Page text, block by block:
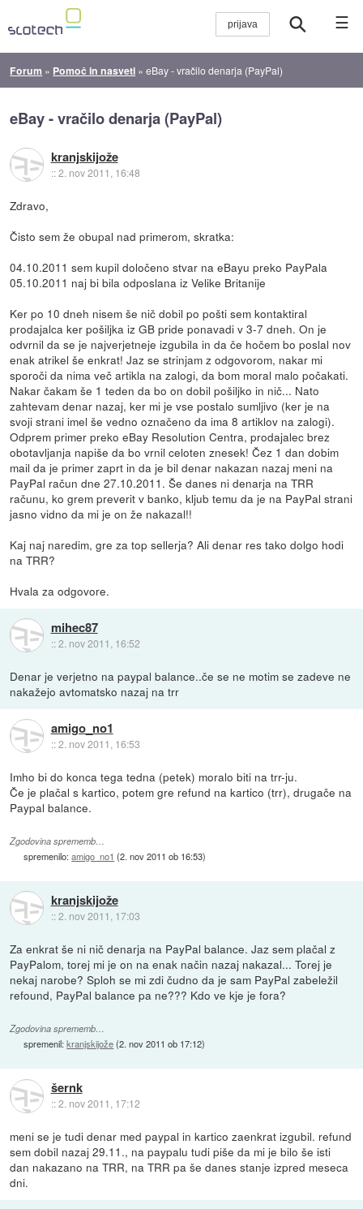
☰
Forum » Pomoč in nasveti »eBay - vračilo denarja (PayPal)
eBay - vračilo denarja (PayPal)
kranjskijože
::2. nov 2011, 16:48
Zdravo,
Čisto sem že obupal nad primerom, skratka:
04.10.2011 sem kupil določeno stvar na eBayu preko PayPala
05.10.2011 naj bi bila odposlana iz Velike Britanije
Ker po 10 dneh nisem še nič dobil po pošti sem kontaktiral
prodajalca ker pošiljka iz GB pride ponavadi v 3-7 dneh. On je
odvrnil da se je najverjetneje izgubila in da če hočem bo poslal nov
enak atrikel še enkrat! Jaz se strinjam z odgovorom, nakar mi
sporoči da nima več artikla na zalogi, da bom moral malo počakati.
Nakar čakam še 1 teden da bo on dobil pošiljko in nič... Nato
zahtevam denar nazaj, ker mi je vse postalo sumljivo (ker je na
svoji strani imel še vedno označeno da ima 8 artiklov na zalogi).
Odprem primer preko eBay Resolution Centra, prodajalec brez
obotavljanja napiše da bo vrnil celoten znesek! Čez 1 dan dobim
mail da je primer zaprt in da je bil denar nakazan nazaj meni na
PayPal račun dne 27.10.2011. Še danes ni denarja na TRR
računu, ko grem preverit v banko, kljub temu da je na PayPal strani
jasno vidno da mi je on že nakazal!!
Kaj naj naredim, gre za top sellerja? Ali denar res tako dolgo hodi
na TRR?
Hvala za odgovore.
mihec87
::2. nov 2011, 16:52
Denar je verjetno na paypal balance..če se ne motim se zadeve ne
nakažejo avtomatsko nazaj na trr
amigo_no1
::2. nov 2011, 16:53
Imho bi do konca tega tedna (petek) moralo biti na trr-ju.
Če je plačal s kartico, potem gre refund na kartico (trr), drugače na
Paypal balance.
Zgodovina sprememb…
spremenilo:amigo_no1 (2. nov 2011 ob 16:53)
kranjskijože
::2. nov 2011, 17:03
Za enkrat še ni nič denarja na PayPal balance. Jaz sem plačal z
PayPalom, torej mi je on na enak način nazaj nakazal... Torej je
nekaj narobe? Sploh se mi zdi čudno da je sam PayPal zabeležil
refound, PayPal balance pa ne??? Kdo ve kje je fora?
Zgodovina sprememb…
spremenil:kranjskijože(2. nov 2011 ob 17:12)
šernk
::2. nov 2011, 17:12
meni se je tudi denar med paypal in kartico zaenkrat izgubil. refund
sem dobil nazaj 29.11., na paypalu tudi piše da mi je bilo še isti
dan nakazano na TRR, na TRR pa še danes stanje izpred meseca
dni.